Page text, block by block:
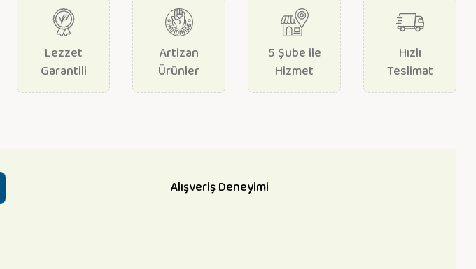
Lezzet
Garantili
Artizan
Ürünler
5 Şube ile
Hizmet
Hızlı
Teslimat
Alışveriş Deneyimi